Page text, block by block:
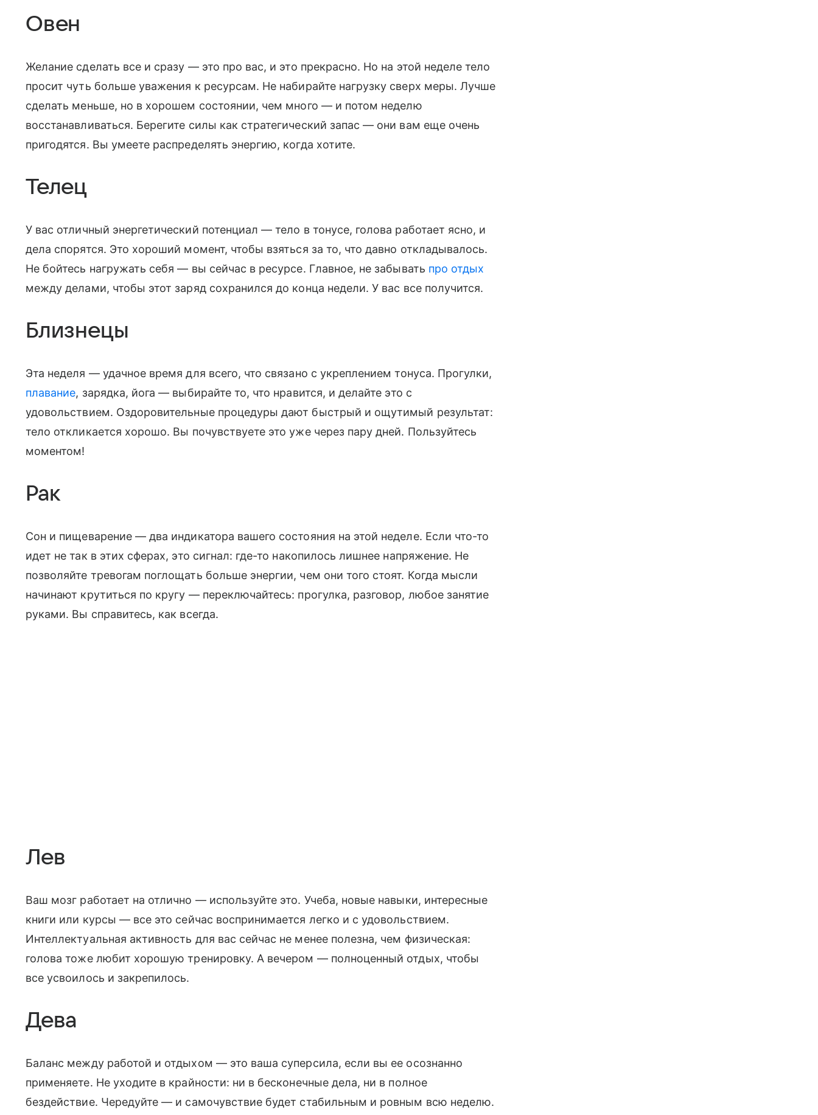
Овен
Желание сделать все и сразу — это про вас, и это прекрасно. Но на этой неделе тело
просит чуть больше уважения к ресурсам. Не набирайте нагрузку сверх меры. Лучше
сделать меньше, но в хорошем состоянии, чем много — и потом неделю
восстанавливаться. Берегите силы как стратегический запас — они вам еще очень
пригодятся. Вы умеете распределять энергию, когда хотите.
Телец
У вас отличный энергетический потенциал — тело в тонусе, голова работает ясно, и
дела спорятся. Это хороший момент, чтобы взяться за то, что давно откладывалось.
Не бойтесь нагружать себя — вы сейчас в ресурсе. Главное, не забывать про отдых
между делами, чтобы этот заряд сохранился до конца недели. У вас все получится.
Близнецы
Эта неделя — удачное время для всего, что связано с укреплением тонуса. Прогулки,
плавание, зарядка, йога — выбирайте то, что нравится, и делайте это с
удовольствием. Оздоровительные процедуры дают быстрый и ощутимый результат:
тело откликается хорошо. Вы почувствуете это уже через пару дней. Пользуйтесь
моментом!
Рак
Сон и пищеварение — два индикатора вашего состояния на этой неделе. Если что-то
идет не так в этих сферах, это сигнал: где-то накопилось лишнее напряжение. Не
позволяйте тревогам поглощать больше энергии, чем они того стоят. Когда мысли
начинают крутиться по кругу — переключайтесь: прогулка, разговор, любое занятие
руками. Вы справитесь, как всегда.
Лев
Ваш мозг работает на отлично — используйте это. Учеба, новые навыки, интересные
книги или курсы — все это сейчас воспринимается легко и с удовольствием.
Интеллектуальная активность для вас сейчас не менее полезна, чем физическая:
голова тоже любит хорошую тренировку. А вечером — полноценный отдых, чтобы
все усвоилось и закрепилось.
Дева
Баланс между работой и отдыхом — это ваша суперсила, если вы ее осознанно
применяете. Не уходите в крайности: ни в бесконечные дела, ни в полное
бездействие. Чередуйте — и самочувствие будет стабильным и ровным всю неделю.